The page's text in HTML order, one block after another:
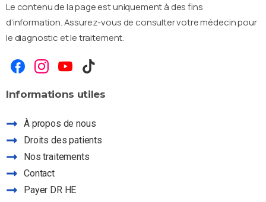
Le contenu de la page est uniquement à des fins
d’information. Assurez-vous de consulter votre médecin pour
le diagnostic et le traitement.
Informations utiles
À propos de nous
Droits des patients
Nos traitements
Contact
Payer DR HEAssistant Dr HE